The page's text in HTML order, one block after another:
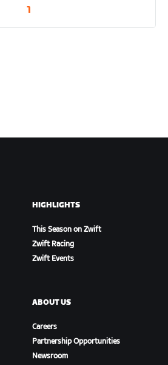
1
HIGHLIGHTS
This Season on Zwift
Zwift Racing
Zwift Events
ABOUT US
Careers
Partnership Opportunities
Newsroom